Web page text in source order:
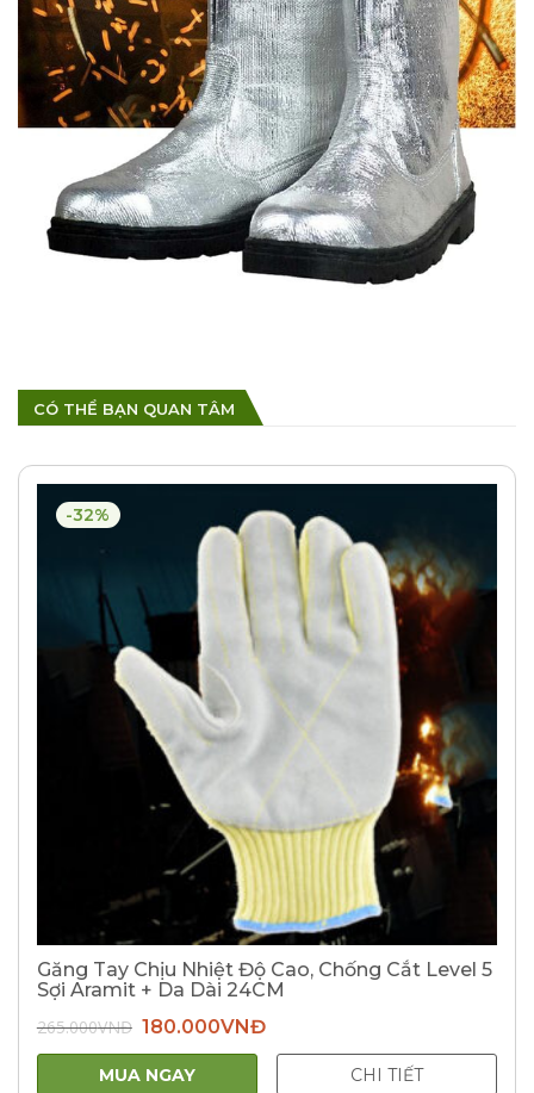
CÓ THỂ BẠN QUAN TÂM
-32%
Găng Tay Chịu Nhiệt Độ Cao, Chống Cắt Level 5
Sợi Aramit + Da Dài 24CM
265.000VNĐ Giá
gốc
là:
265.000VNĐ.
180.000VNĐGiá
tại
180.000VNĐ.
MUA NGAY CHI TIẾT